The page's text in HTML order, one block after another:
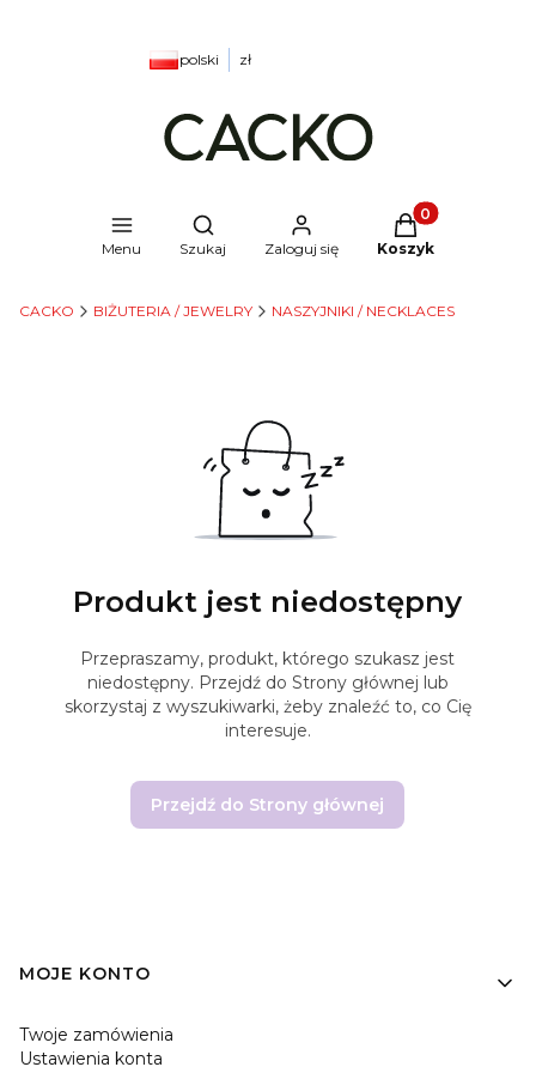
polski zł
Menu
Otwórz wyszukiwarkę
Szukaj Zaloguj się
Produkty w
Koszyk
CACKO BIŻUTERIA / JEWELRY NASZYJNIKI / NECKLACES
Produkt jest niedostępny
Przepraszamy, produkt, którego szukasz jest
niedostępny. Przejdź do Strony głównej lub
skorzystaj z wyszukiwarki, żeby znaleźć to, co Cię
interesuje.
Przejdź do Strony głównej
Linki w stopce
MOJE KONTO
Twoje zamówienia
Ustawienia konta